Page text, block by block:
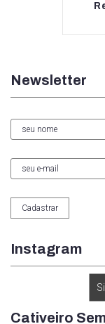
Newsletter
Instagram
Cativeiro